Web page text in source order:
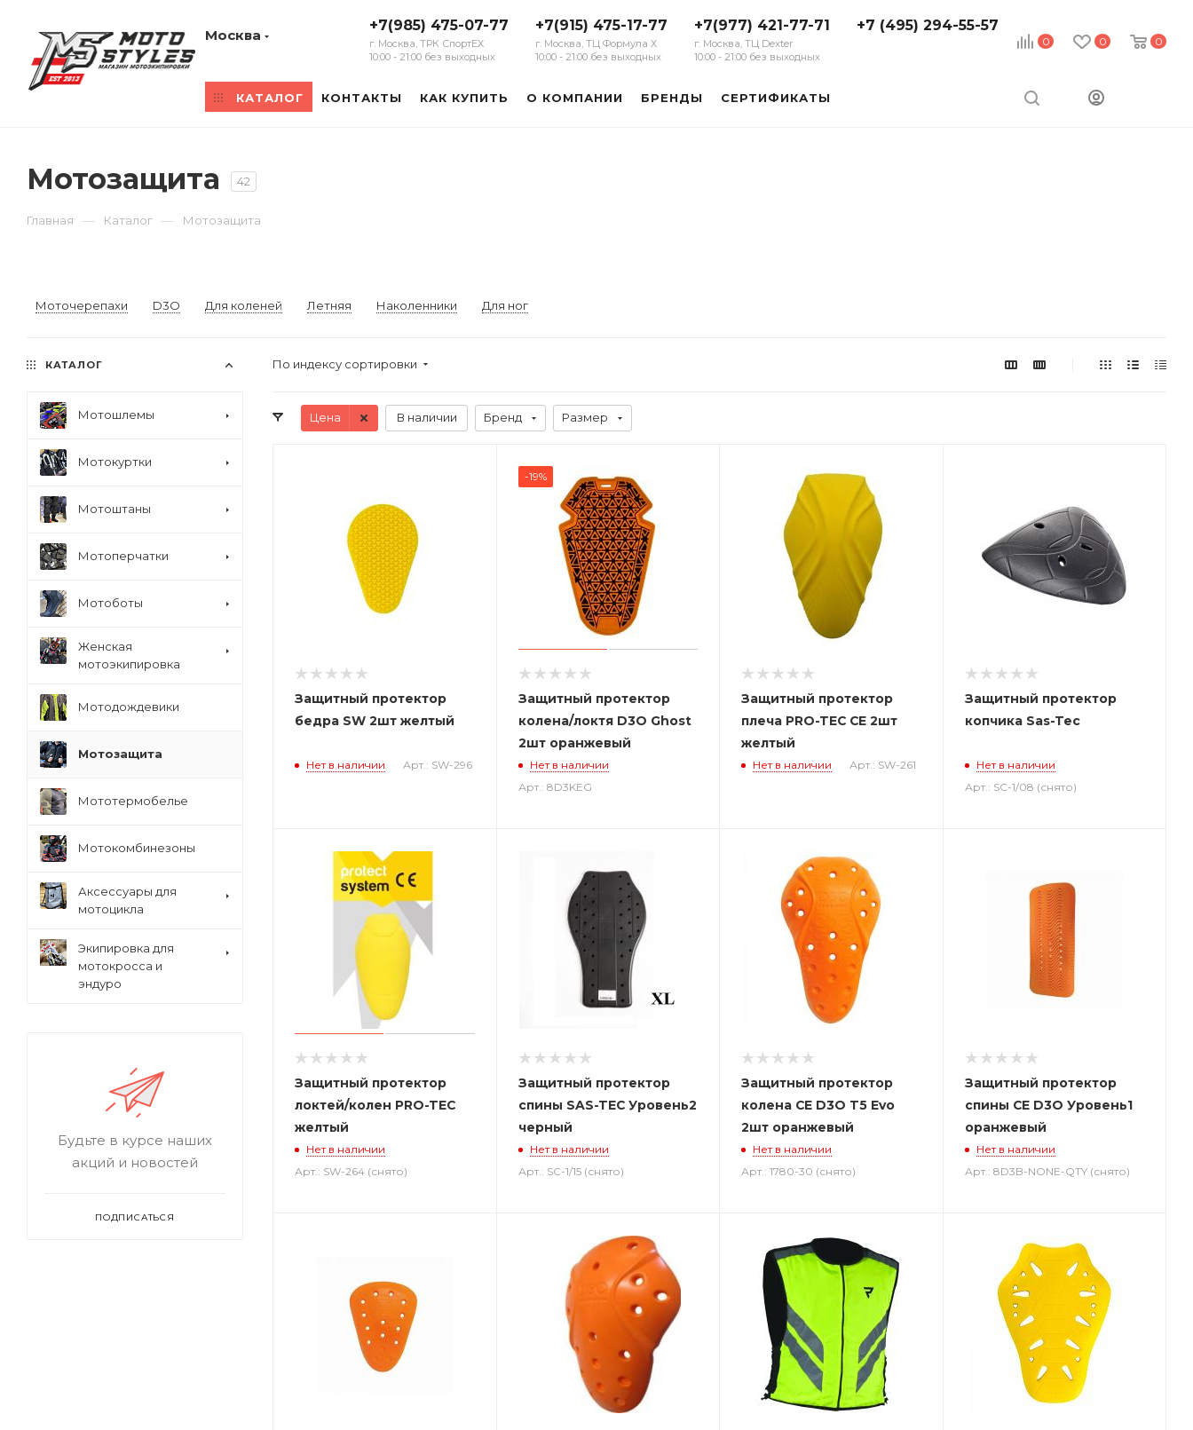
0 0 0
Москва
+7(985) 475-07-77
г. Москва, ТРК СпортЕХ
10:00 - 21:00 без выходных
+7(915) 475-17-77
г. Москва, ТЦ Формула Х
10:00 - 21:00 без выходных
+7(977) 421-77-71
г. Москва, ТЦ Dexter
10:00 - 21:00 без выходных
+7 (495) 294-55-57
КАТАЛОГ КОНТАКТЫ КАК КУПИТЬ О КОМПАНИИ БРЕНДЫ СЕРТИФИКАТЫ
Мотозащита 42
Главная — Каталог — Мотозащита
Моточерепахи D3O Для коленей Летняя Наколенники Для ног
По индексу сортировки
Цена В наличии Бренд Размер
Защитный протектор
бедра SW 2шт желтый
Нет в наличии Арт.: SW-296
-19%
Защитный протектор
колена/локтя D3O Ghost
2шт оранжевый
Нет в наличии
Арт.: 8D3KEG
Защитный протектор
плеча PRO-TEC CE 2шт
желтый
Нет в наличии Арт.: SW-261
Защитный протектор
копчика Sas-Tec
Нет в наличии
Арт.: SC-1/08 (снято)
Защитный протектор
локтей/колен PRO-TEC
желтый
Нет в наличии
Арт.: SW-264 (снято)
Защитный протектор
спины SAS-TEC Уровень2
черный
Нет в наличии
Арт.: SC-1/15 (снято)
Защитный протектор
колена CE D3O T5 Evo
2шт оранжевый
Нет в наличии
Арт.: 1780-30 (снято)
Защитный протектор
спины CE D3O Уровень1
оранжевый
Нет в наличии
Арт.: 8D3B-NONE-QTY (снято)
КАТАЛОГ
Мотошлемы
Мотокуртки
Мотоштаны
Мотоперчатки
Мотоботы
Женская
мотоэкипировка
Мотодождевики
Мотозащита
Мототермобелье
Мотокомбинезоны
Аксессуары для
мотоцикла
Экипировка для
мотокросса и
эндуро
Будьте в курсе наших
акций и новостей
ПОДПИСАТЬСЯ